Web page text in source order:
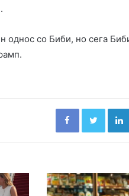
однос со Биби, но сега
Facebook